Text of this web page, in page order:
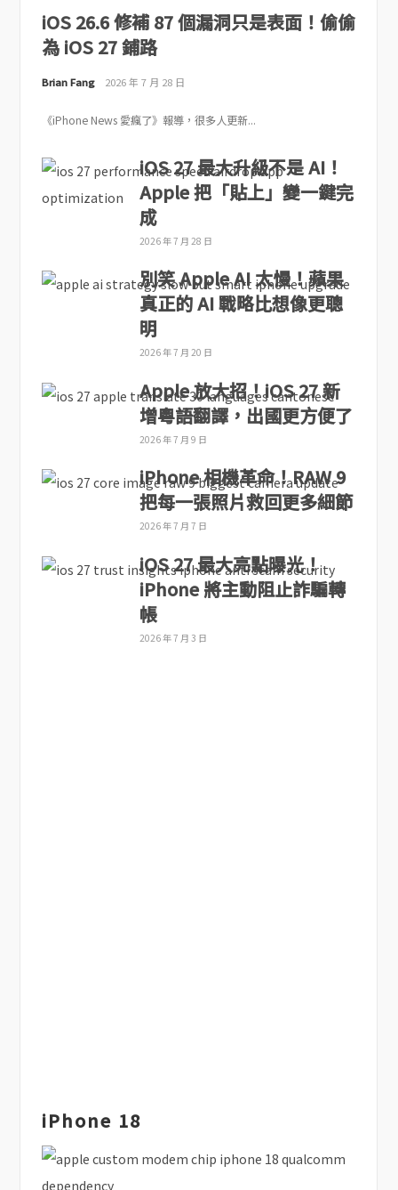
iOS 26.6 修補 87 個漏洞只是表面！偷偷
為 iOS 27 鋪路
Brian Fang 2026 年 7 月 28 日
《iPhone News 愛瘋了》報導，很多人更新...
iOS 27 最大升級不是 AI！
Apple 把「貼上」變一鍵完
成
2026 年 7 月 28 日
別笑 Apple AI 太慢！蘋果
真正的 AI 戰略比想像更聰
明
2026 年 7 月 20 日
Apple 放大招！iOS 27 新
增粵語翻譯，出國更方便了
2026 年 7 月 9 日
iPhone 相機革命！RAW 9
把每一張照片救回更多細節
2026 年 7 月 7 日
iOS 27 最大亮點曝光！
iPhone 將主動阻止詐騙轉
帳
2026 年 7 月 3 日
iPhone 18